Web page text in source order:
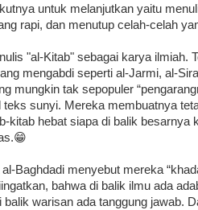
untuk melanjutkan yaitu
rapi, dan menutup celah-celah
"al-Kitab" sebagai karya ilmiah.
mengabdi seperti al-Jarmi, al-
mungkin tak sepopuler
teks sunyi. Mereka membuatnya
kitab hebat siapa di balik besarnya
Baghdadi menyebut mereka
bahwa di balik ilmu ada
balik warisan ada tanggung jawab.